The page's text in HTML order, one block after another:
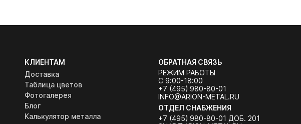
КЛИЕНТАМ
Доставка
Таблица цветов
Фотогалерея
Блог
Калькулятор металла
ОБРАТНАЯ СВЯЗЬ
РЕЖИМ РАБОТЫ
С 9:00-18:00
+7 (495) 980-80-01
INFO@ARION-METAL.RU
ОТДЕЛ СНАБЖЕНИЯ
+7 (495) 980-80-01 ДОБ. 201